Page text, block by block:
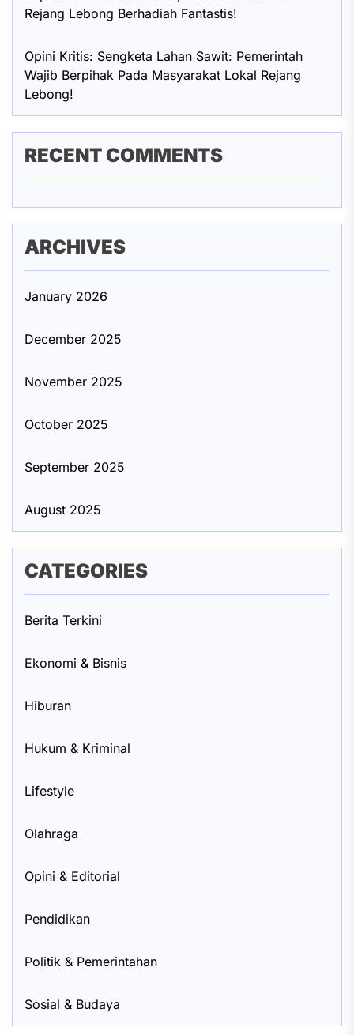
Rejang Lebong Berhadiah Fantastis!
Opini Kritis: Sengketa Lahan Sawit: Pemerintah
Wajib Berpihak Pada Masyarakat Lokal Rejang
Lebong!
RECENT COMMENTS
ARCHIVES
January 2026
December 2025
November 2025
October 2025
September 2025
August 2025
CATEGORIES
Berita Terkini
Ekonomi & Bisnis
Hiburan
Hukum & Kriminal
Lifestyle
Olahraga
Opini & Editorial
Pendidikan
Politik & Pemerintahan
Sosial & Budaya